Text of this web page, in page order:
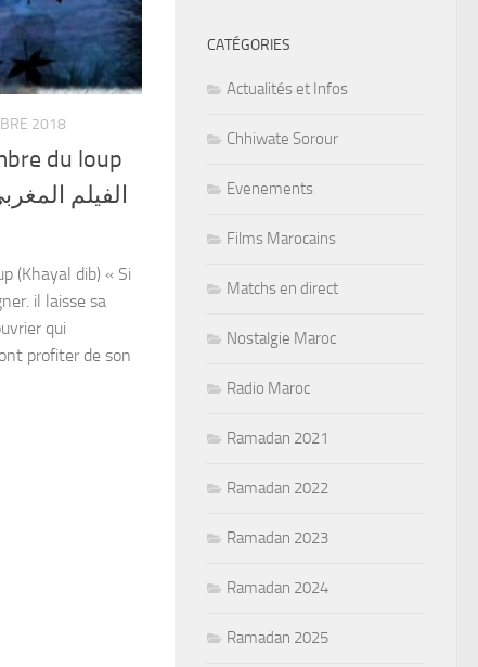
2018
du loup
(Khayal dib) « Si
il laisse sa
qui
profiter de son
CATÉGORIES
Actualités et Infos
Chhiwate Sorour
Evenements
Films Marocains
Matchs en direct
Nostalgie Maroc
Radio Maroc
Ramadan 2021
Ramadan 2022
Ramadan 2023
Ramadan 2024
Ramadan 2025